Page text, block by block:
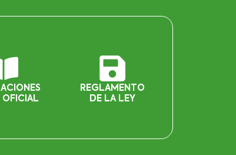
OFICIAL
REGLAMENTO
DE LA LEY